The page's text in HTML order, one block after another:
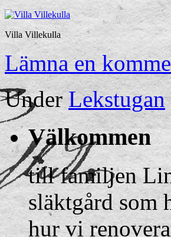
Villa Villekulla
Lämna en
UnderLekstugan
Välkommen
till familjen
släktgård som
hur vi